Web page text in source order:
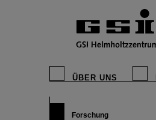
ÜBER UNS
Forschung